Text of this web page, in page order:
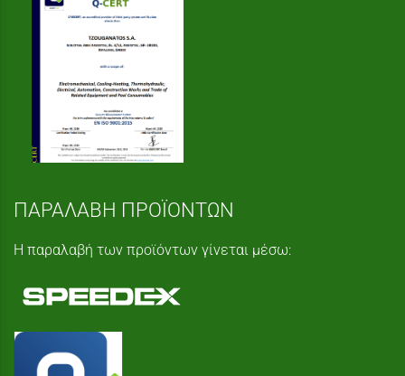
ΠΑΡΑΛΑΒΗ ΠΡΟΪΟΝΤΩΝ
Η παραλαβή των προϊόντων γίνεται μέσω: